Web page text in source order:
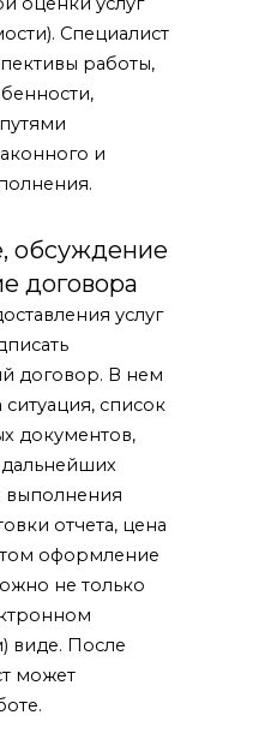
Специалист
работы,
и
обсуждение
договора
услуг
договор. В нем
список
документов,
выполнения
отчета, цена
оформление
не только
виде. После
может